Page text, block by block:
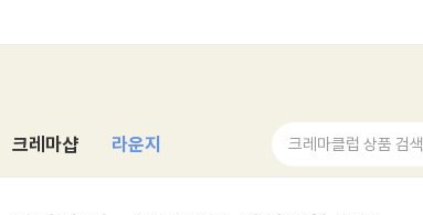
크레마샵 라운지 크레마클럽 상품 검색